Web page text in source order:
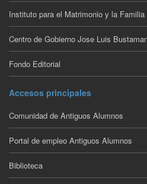
Instituto para el Matrimonio y la Familia
Centro de Gobierno Jose Luis
Fondo Editorial
Accesos principales
Comunidad de Antiguos Alumnos
Portal de empleo Antiguos Alumnos
Biblioteca